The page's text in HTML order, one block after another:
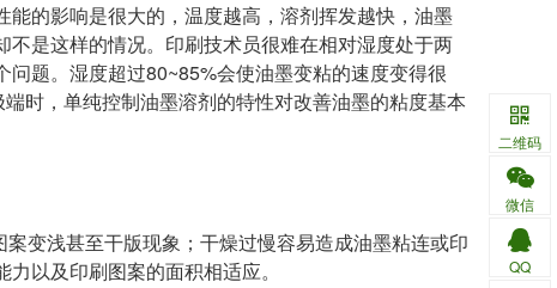
的影响是很大的，温度越高，溶剂挥发越快，油墨
是这样的情况。印刷技术员很难在相对湿度处于两
题。湿度超过80~85%会使油墨变粘的速度变得很
时，单纯控制油墨溶剂的特性对改善油墨的粘度基本
变浅甚至干版现象；干燥过慢容易造成油墨粘连或印
以及印刷图案的面积相适应。
二维码
微信
QQ